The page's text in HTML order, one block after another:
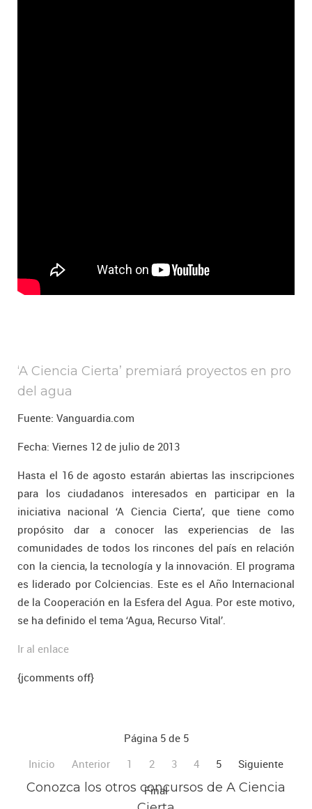
‘A Ciencia Cierta’ premiará proyectos en pro
del agua
Fuente: Vanguardia.com
Fecha: Viernes 12 de julio de 2013
Hasta el 16 de agosto estarán abiertas las inscripciones
para los ciudadanos interesados en participar en la
iniciativa nacional ‘A Ciencia Cierta’, que tiene como
propósito dar a conocer las experiencias de las
comunidades de todos los rincones del país en relación
con la ciencia, la tecnología y la innovación. El programa
es liderado por Colciencias. Este es el Año Internacional
de la Cooperación en la Esfera del Agua. Por este motivo,
se ha definido el tema ‘Agua, Recurso Vital’.
Ir al enlace
{jcomments off}
Página 5 de 5
Inicio
Anterior 1 2 3 4 5
Siguiente
Final
Conozca los otros concursos de A Ciencia